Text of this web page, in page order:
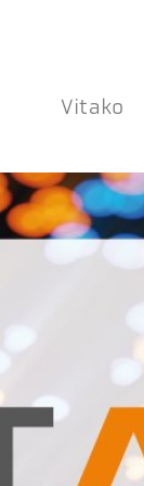
Vitako